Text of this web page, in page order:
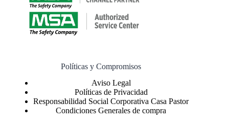
Políticas y Compromisos
Políticas de Privacidad
Responsabilidad Social Corporativa Casa Pastor
Condiciones Generales de compra